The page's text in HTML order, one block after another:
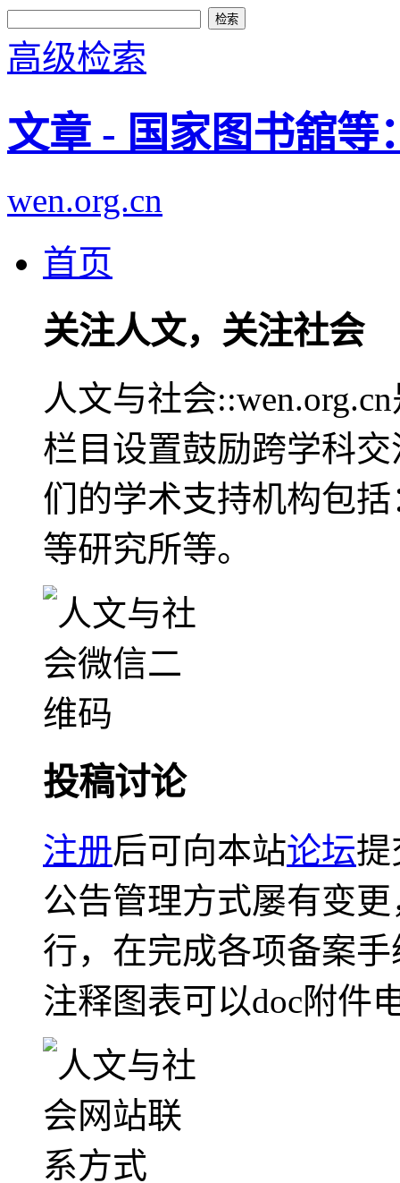
高级检索
文章 - 国家图书舘等
wen.org.cn
首页
关注人文，关注社会
人文与社会
栏目设置鼓励跨学科
们的学术支持机构包
等研究所等。
投稿讨论
注册后可向本站论坛提
公告管理方式屡有变
行，在完成各项备案
注释图表可以doc附件